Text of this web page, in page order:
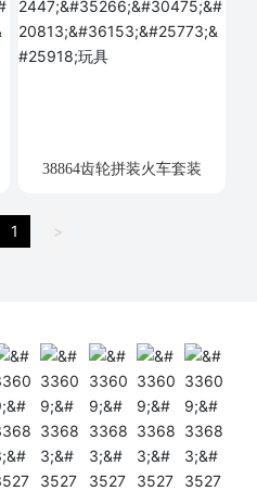
38864齿轮拼装火车套装
1 >